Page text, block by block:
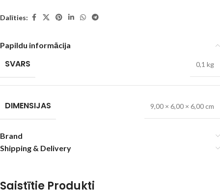
Dalīties:
Papildu informācija
SVARS 0,1 kg
DIMENSIJAS 9,00 × 6,00 × 6,00 cm
Brand
Shipping & Delivery
Saistītie Produkti